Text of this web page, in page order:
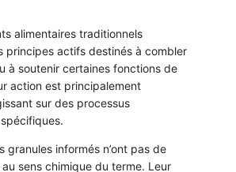
alimentaires traditionnels
principes actifs destinés à combler
à soutenir certaines fonctions de
action est principalement
sur des processus
granules informés n’ont pas de
sens chimique du terme. Leur